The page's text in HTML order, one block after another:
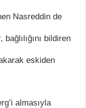
Nasreddin de
bildiren
eskiden
almasıyla